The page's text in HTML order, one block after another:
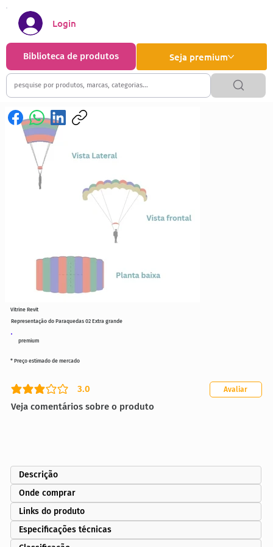
Seja premium
Biblioteca de produtos
Login
premium
Representação do Paraquedas 02 Extra grande
3.0
classificação média é 3 de 5
Veja comentários sobre o produto
Avaliar
* Preço estimado de mercado
Vitrine Revit
Descrição
Onde comprar
Links do produto
Especificações técnicas